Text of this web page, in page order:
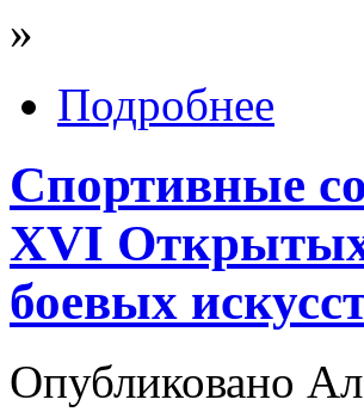
»
Подробнее
Спортивные
XVI Открытых
боевых
Опубликовано